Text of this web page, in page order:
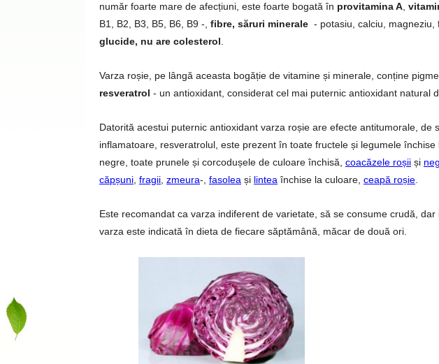
număr foarte mare de afecțiuni, este foarte bogată în provitamina A
B1, B2, B3, B5, B6, B9 -, fibre, săruri minerale - potasiu, calciu, magneziu,
glucide, nu are colesterol
Varza roșie, pe lângă aceasta bogăție de vitamine și minerale, conține
resveratrol - un antioxidant, considerat cel mai puternic antioxidant natural
Datorită acestui puternic antioxidant varza roșie are efecte antitumorale, de
inflamatoare, resveratrolul, este prezent în toate fructele și legumele închise
negre, toate prunele și corcodușele de culoare închisă, coacăzele roșii și
căpșuni fragii zmeura-, fasolea și lintea închise la culoare, ceapă roșie
Este recomandat ca varza indiferent de varietate, să se consume crudă,
varza este indicată în dieta de fiecare săptămână, măcar de două ori.